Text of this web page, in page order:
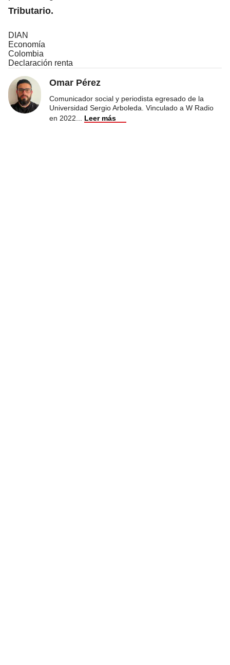
Tributario.
DIAN
Economía
Colombia
Declaración renta
Omar Pérez
Comunicador social y periodista egresado de la
Universidad Sergio Arboleda. Vinculado a W Radio
en 2022
Leer más